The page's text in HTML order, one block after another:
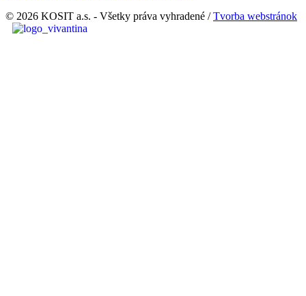
© 2026 KOSIT a.s. - Všetky práva vyhradené /Tvorba webstránok